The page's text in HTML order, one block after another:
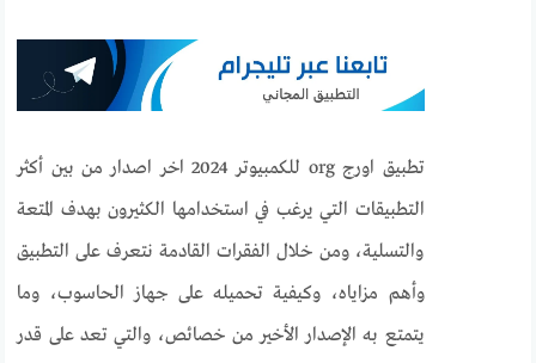
تطبيق اورج org للكمبيوتر 2024 اخر اصدار من بين أكثر
التطبيقات التي يرغب في استخدامها الكثيرون بهدف المتعة
والتسلية، ومن خلال الفقرات القادمة نتعرف على التطبيق
وأهم مزاياه، وكيفية تحميله على جهاز الحاسوب، وما
يتمتع به الإصدار الأخير من خصائص، والتي تعد على قدر